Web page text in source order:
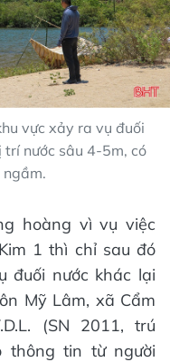
vực xảy ra vụ đuối
trí nước sâu 4-5m, có
hoàng vì vụ việc
1 thì chỉ sau đó
đuối nước khác lại
Mỹ Lâm, xã Cẩm
(SN 2011, trú
thông tin từ người